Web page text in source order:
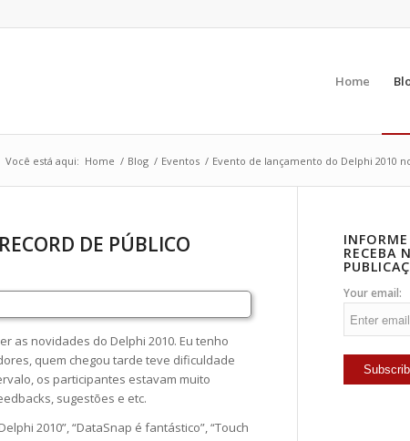
Home
Você está aqui: Home / Blog / Eventos / Evento de lançamento do Delphi 2010 no
DE PÚBLICO
as novidades do Delphi 2010. Eu tenho
quem chegou tarde teve dificuldade
os participantes estavam muito
sugestões e etc.
2010”, “DataSnap é fantástico”, “Touch
RECEBA
Your email: